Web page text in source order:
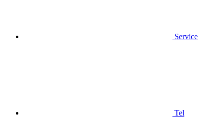
Service
Tel